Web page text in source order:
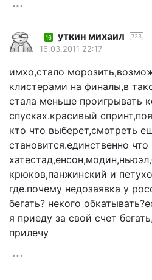
16 уткин михаил 723
16.03.2011 22:17
имхо,стало
клистерами на финалы,в
стала меньше проигрывать
спусках.красивый
кто что выберет,смотреть
становится.единственно
крюков,панжинский и
где.почему недозаявка у
бегать? некого
я приеду за свой счет
прилечу